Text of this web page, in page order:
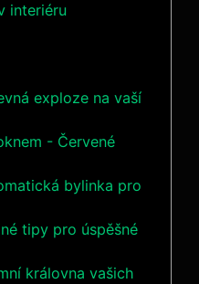
interiéru
exploze na vaší
- Červené
bylinka pro
tipy pro úspěšné
královna vašich